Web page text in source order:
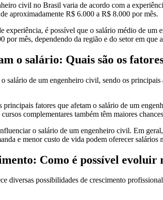
civil no Brasil varia de acordo com a
aproximadamente R$ 6.000 a R$ 8.000 por mês.
experiência, é possível que o salário médio de
por mês, dependendo da região e do setor em que
o salário: Quais são os
salário de um engenheiro civil, sendo os
fatores que afetam o salário de um
complementares também têm maiores
o salário de um engenheiro civil. Em
e menor custo de vida podem oferecer salários
Como é possível
diversas possibilidades de crescimento